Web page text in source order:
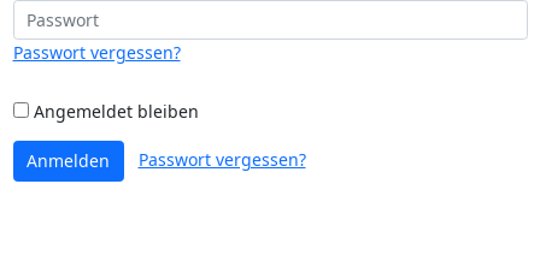
Passwort vergessen?
Angemeldet bleiben
Anmelden Passwort vergessen?